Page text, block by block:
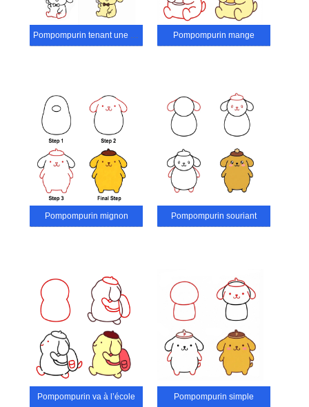
Pompompurin tenant une cuillère Pompompurin mange
Pompompurin mignon Pompompurin souriant
Pompompurin va à l’école Pompompurin simple